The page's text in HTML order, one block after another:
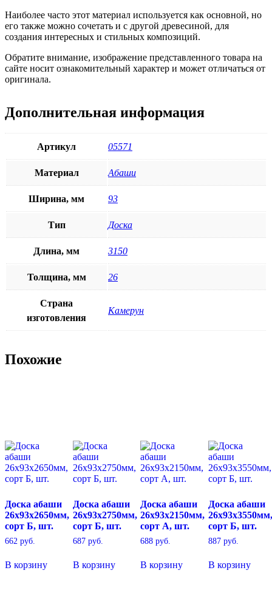
Наиболее часто этот материал используется как основной, но
его также можно сочетать и с другой древесиной, для
создания интересных и стильных композиций.
Обратите внимание, изображение представленного товара на
сайте носит ознакомительный характер и может отличаться от
оригинала.
Дополнительная информация
Артикул 05571
Материал Абаши
Ширина, мм 93
Тип Доска
Длина, мм 3150
Толщина, мм 26
Страна
изготовления
Камерун
Похожие
Доска абаши
26х93х2650мм,
сорт Б, шт.
662 руб.
В корзину
Доска абаши
26х93х2750мм,
сорт Б, шт.
687руб.
В корзину
Доска абаши
26х93х2150мм,
сорт А, шт.
688 руб.
В корзину
Доска абаши
26х93х3550мм,
сорт Б, шт.
887руб.
В корзину